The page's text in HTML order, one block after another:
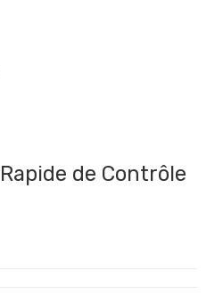
de Contrôle